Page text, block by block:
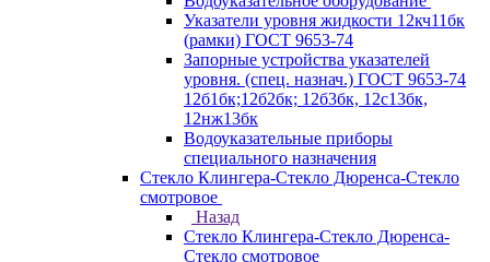
Указатели уровня жидкости 12кч11бк
(рамки) ГОСТ 9653-74
Запорные устройства указателей
уровня. (спец. назнач.) ГОСТ 9653-74
12б1бк;12б2бк; 12б3бк, 12с13бк,
12нж13бк
Водоуказательные приборы
специального назначения
Стекло Клингера-Стекло Дюренса-Стекло
смотровое
Назад
Стекло Клингера-Стекло Дюренса-
Стекло смотровое